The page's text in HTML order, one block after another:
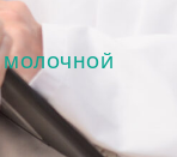
МОЛОЧНОЙ